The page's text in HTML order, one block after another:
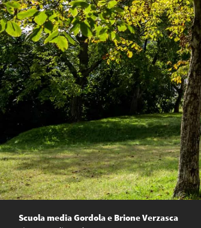
Scuola media Gordola e Brione Verzasca